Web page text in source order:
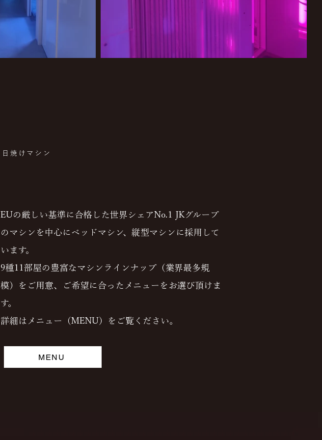
日焼けマシン
EUの厳しい基準に合格した世界シェアNo.1 JKグループ
のマシンを中心にベッドマシン、縦型マシンに採用して
います。
9種11部屋の豊富なマシンラインナップ（業界最多規
模）をご用意、ご希望に合ったメニューをお選び頂けま
す。
詳細はメニュー（MENU）をご覧ください。
MENU